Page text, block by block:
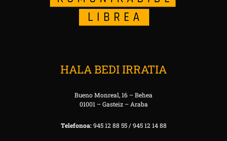
HALA BEDI IRRATIA
Bueno Monreal, 16 – Behea
01001 – Gasteiz – Araba
Telefonoa:945 12 88 55 / 945 12 14 88